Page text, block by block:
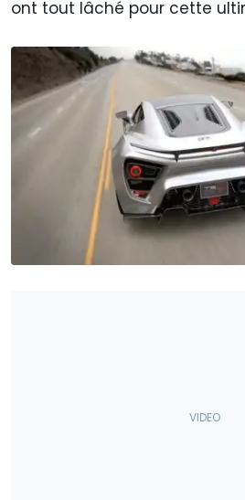
ont tout lâché pour cette